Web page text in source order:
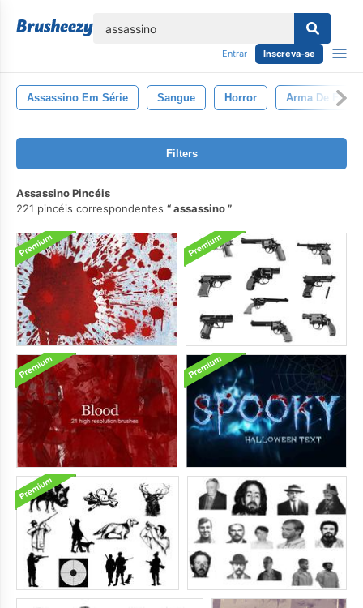
Entrar Inscreva-se
Assassino Em Série Sangue Horror Arma De Fogo
Filters
Assassino Pincéis
221 pincéis correspondentes
assassino